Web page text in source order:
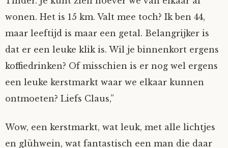
wonen. Het is 15 km. Valt mee toch? Ik ben 44,
maar leeftijd is maar een getal. Belangrijker is
dat er een leuke klik is. Wil je binnenkort ergens
koffiedrinken? Of misschien is er nog wel ergens
een leuke kerstmarkt waar we elkaar kunnen
ontmoeten? Liefs Claus,”
Wow, een kerstmarkt, wat leuk, met alle lichtjes
en glühwein, wat fantastisch een man die daar